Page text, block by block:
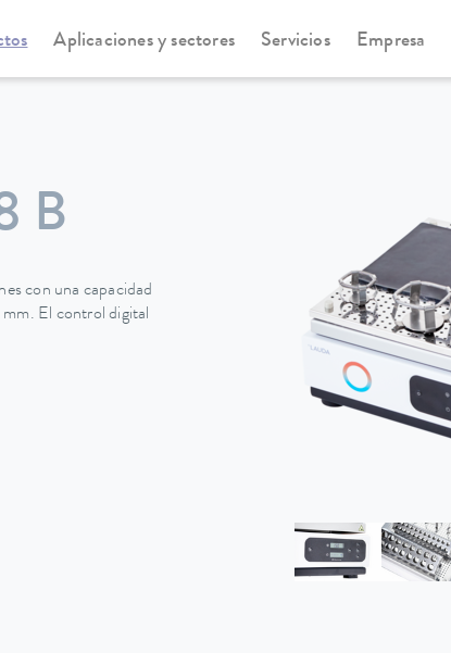
Aplicaciones y sectores Servicios Empresa
B
con una capacidad
El control digital